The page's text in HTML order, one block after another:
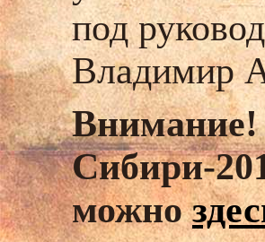
под
Владимир
Внимание!
Сибири-
можно